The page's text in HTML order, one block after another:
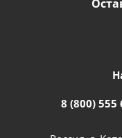
8 (800) 555